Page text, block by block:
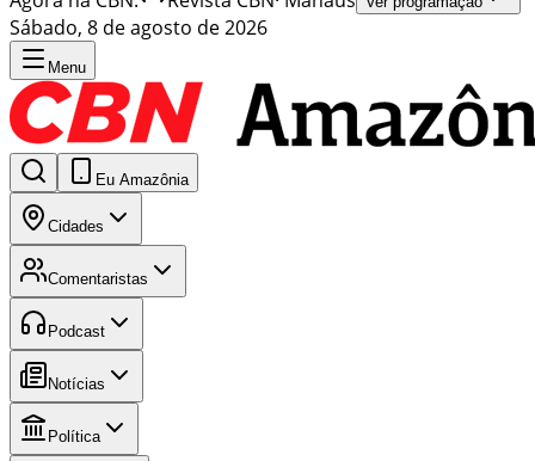
Sábado, 8 de agosto de 2026
Menu
Eu Amazônia
Cidades
Comentaristas
Podcast
Notícias
Política